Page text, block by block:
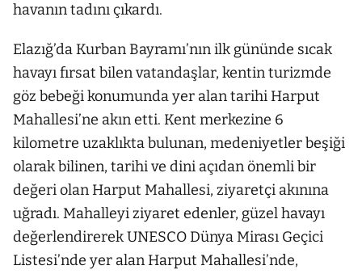
havanın tadını çıkardı.
Elazığ’da Kurban Bayramı’nın ilk gününde sıcak
havayı fırsat bilen vatandaşlar, kentin turizmde
göz bebeği konumunda yer alan tarihi Harput
Mahallesi’ne akın etti. Kent merkezine 6
kilometre uzaklıkta bulunan, medeniyetler beşiği
olarak bilinen, tarihi ve dini açıdan önemli bir
değeri olan Harput Mahallesi, ziyaretçi akınına
uğradı. Mahalleyi ziyaret edenler, güzel havayı
değerlendirerek UNESCO Dünya Mirası Geçici
Listesi’nde yer alan Harput Mahallesi’nde,